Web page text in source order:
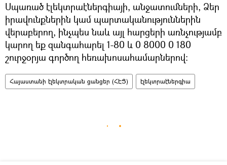
Սպառած էլեկտրաէներգիայի, անջատումների, Ձեր
իրավունքներին կամ պարտականություններին
վերաբերող, ինչպես նաև այլ հարցերի առնչությամբ
կարող եք զանգահարել 1-80 և 0 8000 0 180
շուրջօրյա գործող հեռախոսահամարներով:
Հայաստանի էլեկտրական ցանցեր (ՀԷՑ) էլեկտրաէներգիա